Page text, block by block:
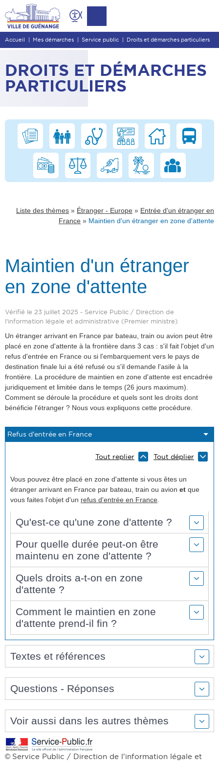
Contenu
Entête de page
Menu principal
Pied de page
Accueil Mes démarches Service public Droits et démarches particuliers
DROITS ET DÉMARCHES
PARTICULIERS
Liste des thèmes » Étranger - Europe » Entrée d'un étranger en
France » Maintien d'un étranger en zone d'attente
Maintien d'un étranger
en zone d'attente
Vérifié le 23 juillet 2025 - Service Public / Direction de
l'information légale et administrative (Premier ministre)
Un étranger arrivant en France par bateau, train ou avion peut être
placé en zone d'attente à la frontière dans 3 cas : s'il fait l'objet d'un
refus d'entrée en France ou si l'embarquement vers le pays de
destination finale lui a été refusé ou s'il demande l'asile à la
frontière. La procédure de maintien en zone d'attente est encadrée
juridiquement et limitée dans le temps (26 jours maximum).
Comment se déroule la procédure et quels sont les droits dont
bénéficie l'étranger ? Nous vous expliquons cette procédure.
Tout replier Tout déplier
Vous pouvez être placé en zone d'attente si vous êtes un
étranger arrivant en France par bateau, train ou avion et que
vous faites l'objet d'un refus d'entrée en France
Qu'est-ce qu'une zone d'attente ?
Pour quelle durée peut-on être
maintenu en zone d'attente ?
Quels droits a-t-on en zone
d'attente ?
Comment le maintien en zone
d'attente prend-il fin ?
Textes et références
Questions - Réponses
Voir aussi dans les autres thèmes
© Service Public / Direction de l'information légale et